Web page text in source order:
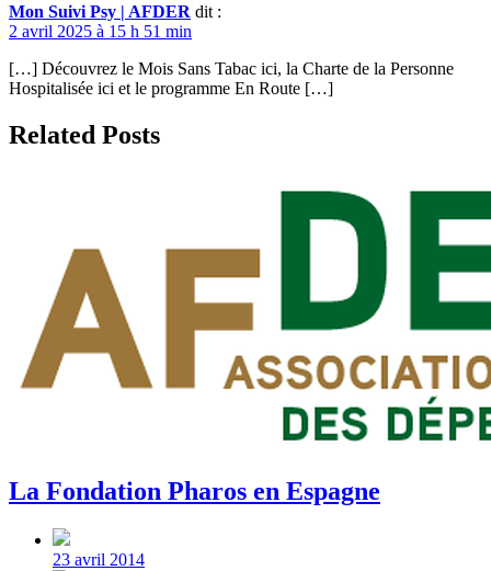
Mon Suivi Psy | AFDER dit :
2 avril 2025 à 15 h 51 min
[…] Découvrez le Mois Sans Tabac ici, la Charte de la Personne
Hospitalisée ici et le programme En Route […]
Related Posts
La Fondation Pharos en Espagne
Post
date
23 avril 2014